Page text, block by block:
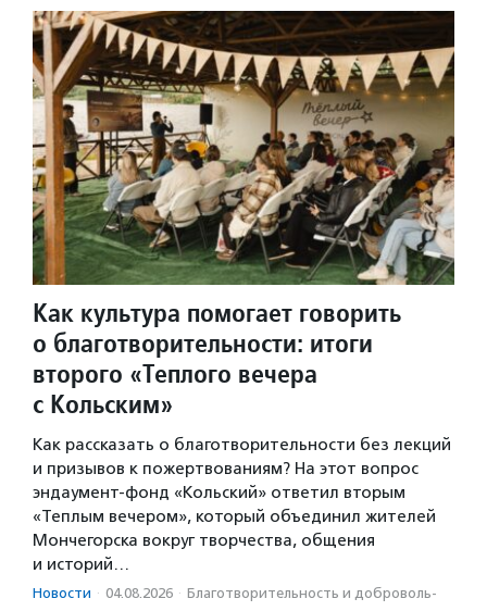
Как культура помогает говорить
о благотворительности: итоги
второго «Теплого вечера
с Кольским»
Как рассказать о благотворительности без лекций
и призывов к пожертвованиям? На этот вопрос
эндаумент-фонд «Кольский» ответил вторым
«Теплым вечером», который объединил жителей
Мончегорска вокруг творчества, общения
и историй…
Новости · 04.08.2026 · Благотвори­тель­ность и доброволь­